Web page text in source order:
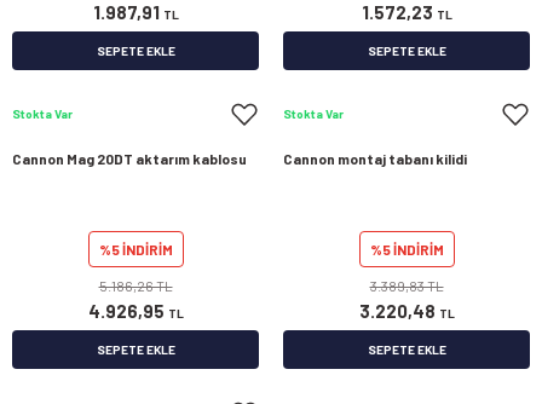
1.987,91 TL
SEPETE EKLE
1.572,23 TL
SEPETE EKLE
Stokta Var
Cannon Mag 20DT aktarım kablosu
%5 İNDİRİM
4.926,95 TL
5.186,26 TL
SEPETE EKLE
Stokta Var
Cannon montaj tabanı kilidi
%5 İNDİRİM
3.220,48 TL
3.389,83 TL
SEPETE EKLE